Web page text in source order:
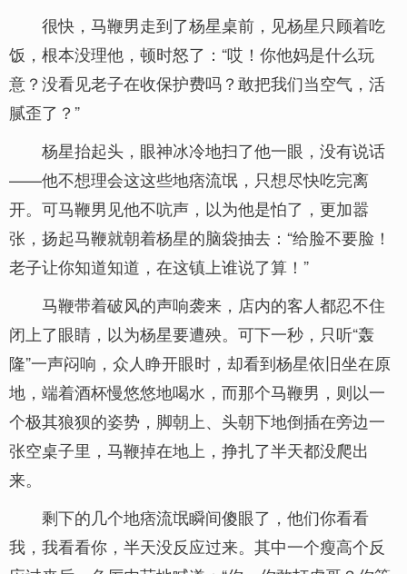
很快，马鞭男走到了杨星桌前，见杨星只顾着吃
饭，根本没理他，顿时怒了：“哎！你他妈是什么玩
意？没看见老子在收保护费吗？敢把我们当空气，活
腻歪了？”
杨星抬起头，眼神冰冷地扫了他一眼，没有说话
——他不想理会这这些地痞流氓，只想尽快吃完离
开。可马鞭男见他不吭声，以为他是怕了，更加嚣
张，扬起马鞭就朝着杨星的脑袋抽去：“给脸不要脸！
老子让你知道知道，在这镇上谁说了算！”
马鞭带着破风的声响袭来，店内的客人都忍不住
闭上了眼睛，以为杨星要遭殃。可下一秒，只听“轰
隆”一声闷响，众人睁开眼时，却看到杨星依旧坐在原
地，端着酒杯慢悠悠地喝水，而那个马鞭男，则以一
个极其狼狈的姿势，脚朝上、头朝下地倒插在旁边一
张空桌子里，马鞭掉在地上，挣扎了半天都没爬出
来。
剩下的几个地痞流氓瞬间傻眼了，他们你看看
我，我看看你，半天没反应过来。其中一个瘦高个反